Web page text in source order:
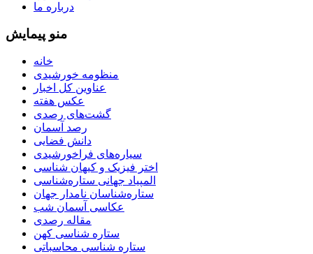
درباره ما
منو پیمایش
خانه
منظومه خورشیدی
عناوین کل اخبار
عکس هفته
گشت‌های رصدی
رصد آسمان
دانش فضایی
سیاره‌های فراخورشیدی
اختر فیزیک و کیهان شناسی
المپیاد جهانی ستاره‌شناسی
ستاره‌شناسان نامدار جهان
عکاسی آسمان شب
مقاله رصدی
ستاره شناسی کهن
ستاره شناسی محاسباتی